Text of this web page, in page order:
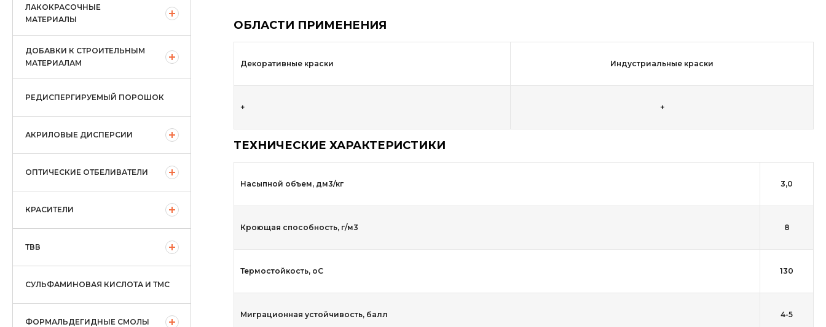
ЛАКОКРАСОЧНЫЕ
МАТЕРИАЛЫ
ДОБАВКИ К СТРОИТЕЛЬНЫМ
МАТЕРИАЛАМ
РЕДИСПЕРГИРУЕМЫЙ ПОРОШОК
АКРИЛОВЫЕ ДИСПЕРСИИ
ОПТИЧЕСКИЕ ОТБЕЛИВАТЕЛИ
КРАСИТЕЛИ
ТВВ
СУЛЬФАМИНОВАЯ КИСЛОТА И ТМС
ФОРМАЛЬДЕГИДНЫЕ СМОЛЫ
ОБЛАСТИ ПРИМЕНЕНИЯ
Декоративные краски Индустриальные краски
+ +
ТЕХНИЧЕСКИЕ ХАРАКТЕРИСТИКИ
Насыпной объем, дм3/кг 3,0
Кроющая способность, г/м3 8
Термостойкость, оС 130
Миграционная устойчивость, балл 4-5